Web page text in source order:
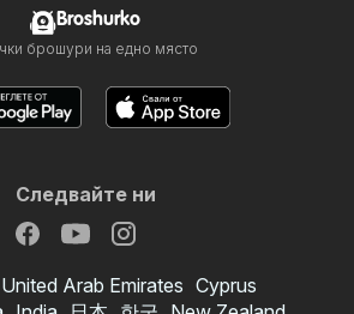
Broshurko
брошури на едно място
Следвайте ни
United Arab Emirates Cyprus